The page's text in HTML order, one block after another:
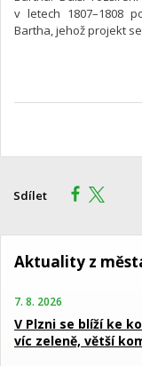
v letech 1807–1808
Bartha, jehož projekt
Sdílet
Aktuality z
7. 8. 2026
V Plzni se blíží ke
víc zeleně, větší